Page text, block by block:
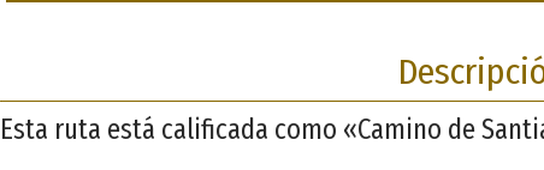
Esta ruta está calificada como «Camino de